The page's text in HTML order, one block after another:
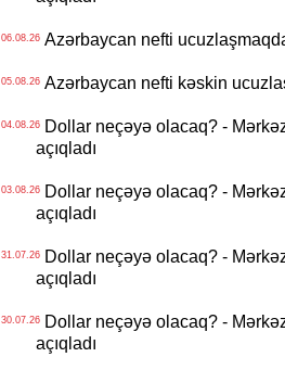
06.08.26Azərbaycan nefti
05.08.26Azərbaycan nefti kəskin
04.08.26Dollar neçəyə olacaq? -
açıqladı
03.08.26Dollar neçəyə olacaq? -
açıqladı
31.07.26Dollar neçəyə olacaq? -
açıqladı
30.07.26Dollar neçəyə olacaq? -
açıqladı